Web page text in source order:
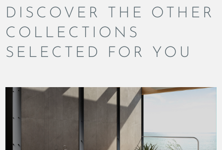
DISCOVER THE OTHER
COLLECTIONS
SELECTED FOR YOU